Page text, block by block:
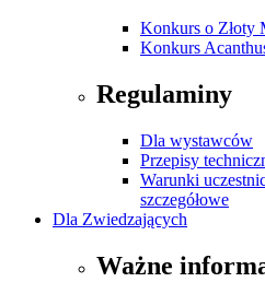
Konkurs o Złoty
Konkurs
Regulaminy
Dla wystawców
Przepisy
Warunki
szczegółowe
Dla Zwiedzających
Ważne